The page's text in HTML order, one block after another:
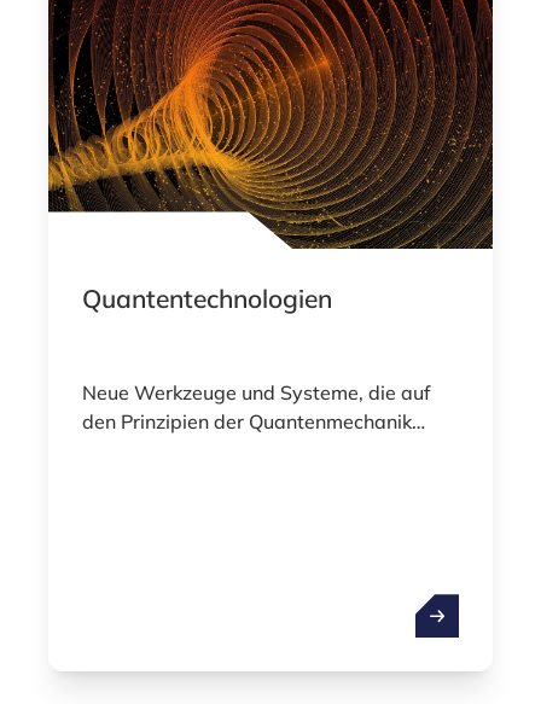
Quantentechnologien
Neue Werkzeuge und Systeme, die auf
den Prinzipien der Quantenmechanik